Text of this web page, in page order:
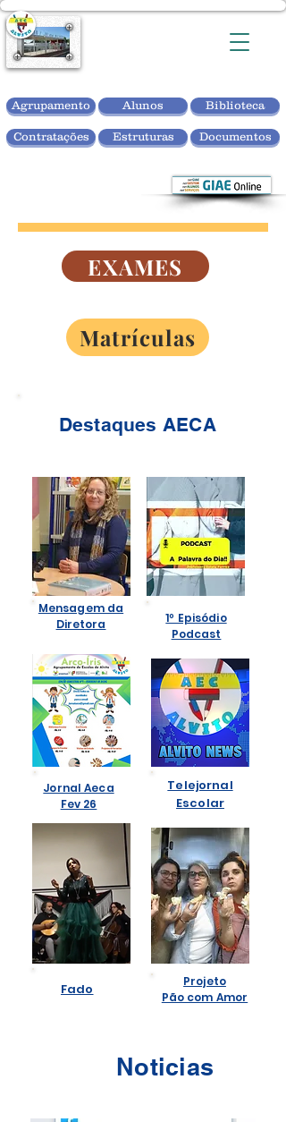
Agrupamento
Estruturas Documentos
Alunos Biblioteca
Contratações
EXAMES
Matrículas
Destaques AECA
Mensagem da
Diretora
Jornal Aeca
Fev 26
Fado
1º Episódio
Podcast
Telejornal
Escolar
Projeto
Pão com Amor
Noticias